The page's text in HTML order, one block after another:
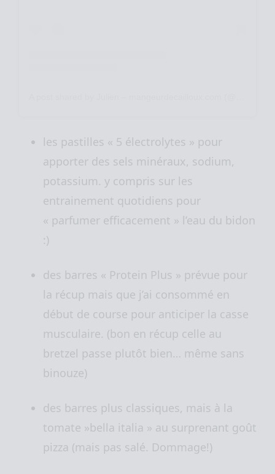
les pastilles « 5 électrolytes » pour
apporter des sels minéraux, sodium,
potassium. y compris sur les
entrainement quotidiens pour
« parfumer efficacement » l’eau du bidon
:)
des barres « Protein Plus » prévue pour
la récup mais que j’ai consommé en
début de course pour anticiper la casse
musculaire. (bon en récup celle au
bretzel passe plutôt bien… même sans
binouze)
des barres plus classiques, mais à la
tomate »bella italia » au surprenant goût
pizza (mais pas salé. Dommage!)